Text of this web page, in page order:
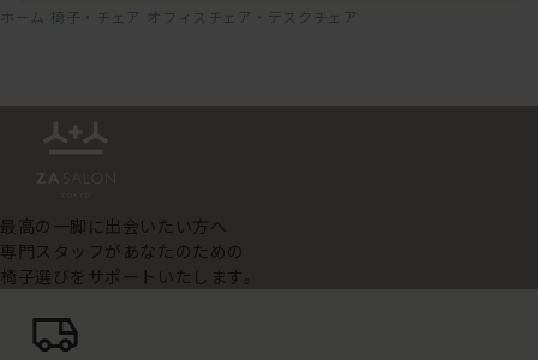
ホーム 椅子・チェア オフィスチェア・デスクチェア
最高の一脚に出会いたい方へ
専門スタッフがあなたのための
椅子選びをサポートいたします。